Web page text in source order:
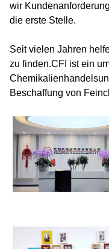
wir
die erste Stelle.
Seit vielen Jahren
zu finden.CFI ist ein
Beschaffung von